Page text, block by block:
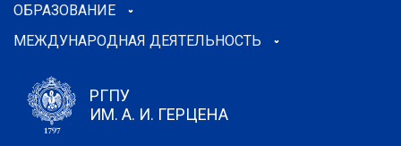
ОБРАЗОВАНИЕ
МЕЖДУНАРОДНАЯ ДЕЯТЕЛЬНОСТЬ
РГПУ
ИМ. А. И. ГЕРЦЕНА